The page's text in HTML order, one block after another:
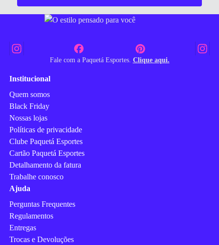
Fale com a Paquetá Esportes. Clique aqui.
Institucional
Quem somos
Black Friday
Nossas lojas
Políticas de privacidade
Clube Paquetá Esportes
Cartão Paquetá Esportes
Detalhamento da fatura
Trabalhe conosco
Ajuda
Perguntas Frequentes
Regulamentos
Entregas
Trocas e Devoluções